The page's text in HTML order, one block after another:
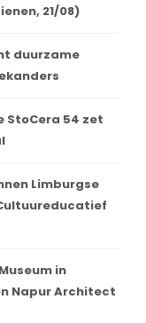
21/08)
duurzame
StoCera 54 zet
Limburgse
in
Napur Architect